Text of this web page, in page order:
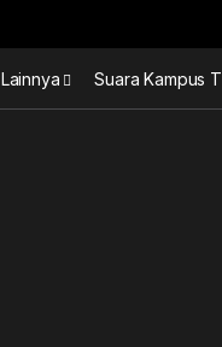
Lainnya Suara Kampus